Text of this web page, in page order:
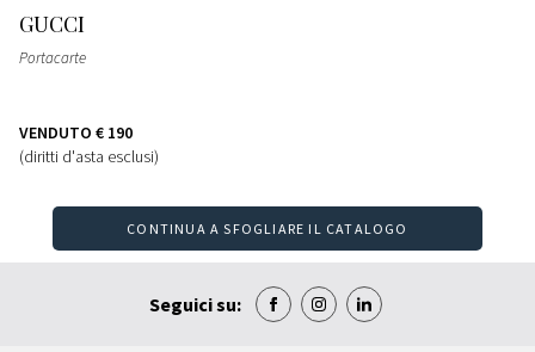
GUCCI
Portacarte
VENDUTO € 190
(diritti d'asta esclusi)
CONTINUA A SFOGLIARE IL CATALOGO
Seguici su: